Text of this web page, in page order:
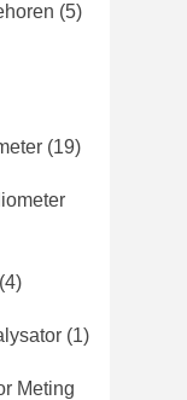
(5)
(19)
(4)
(1)
Meting